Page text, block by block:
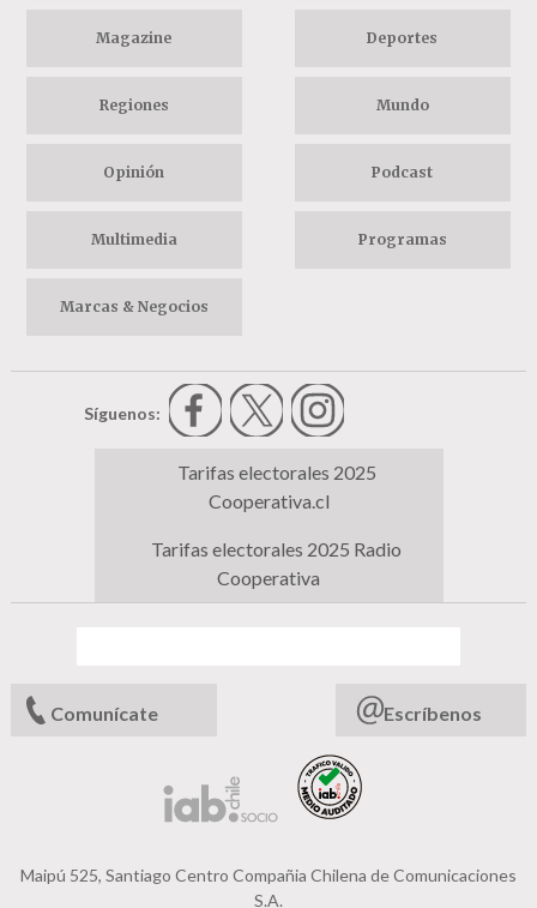
Magazine Deportes
Regiones Mundo
Opinión Podcast
Multimedia Programas
Marcas & Negocios
Síguenos:
Tarifas electorales 2025
Cooperativa.cl
Tarifas electorales 2025 Radio
Cooperativa
Comunícate Escríbenos
Maipú 525, Santiago Centro Compañia Chilena de Comunicaciones
S.A.